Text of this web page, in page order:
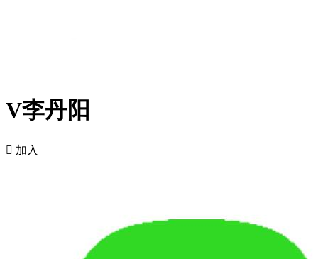
V李丹阳
 加入